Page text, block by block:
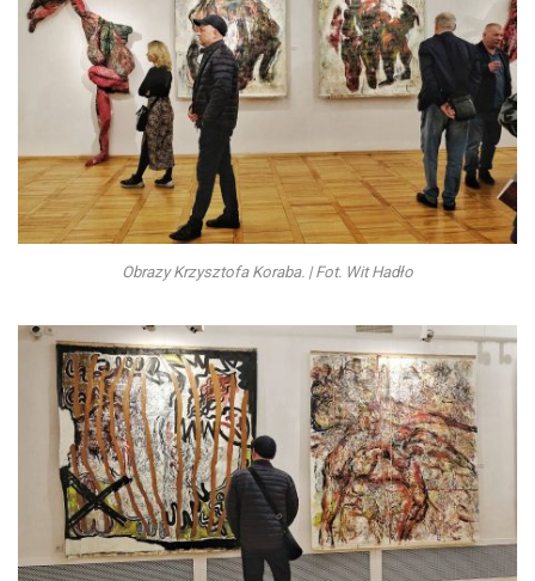
Obrazy Krzysztofa Koraba. | Fot. Wit Hadło